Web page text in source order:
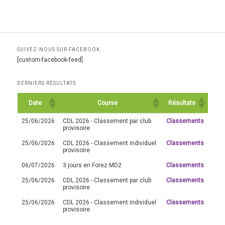
SUIVEZ-NOUS SUR FACEBOOK
[custom-facebook-feed]
DERNIERS RÉSULTATS
Date Course Résultats
25/06/2026
CDL 2026 - Classement par club
provisoire
Classements
25/06/2026
CDL 2026 - Classement individuel
provisoire
Classements
06/07/2026 3 jours en Forez MD2 Classements
25/06/2026
CDL 2026 - Classement par club
provisoire
Classements
25/06/2026
CDL 2026 - Classement individuel
provisoire
Classements